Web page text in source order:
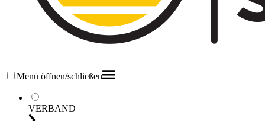
Menü öffnen/schließen
VERBAND